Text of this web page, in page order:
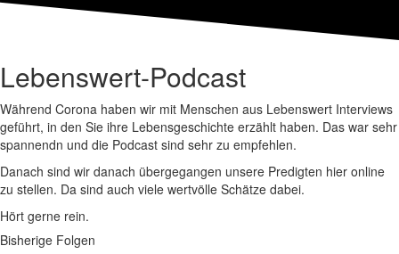
Lebenswert-Podcast
Während Corona haben wir mit Menschen aus Lebenswert Interviews
geführt, in den Sie ihre Lebensgeschichte erzählt haben. Das war sehr
spannendn und die Podcast sind sehr zu empfehlen.
Danach sind wir danach übergegangen unsere Predigten hier online
zu stellen. Da sind auch viele wertvölle Schätze dabei.
Hört gerne rein.
Bisherige Folgen